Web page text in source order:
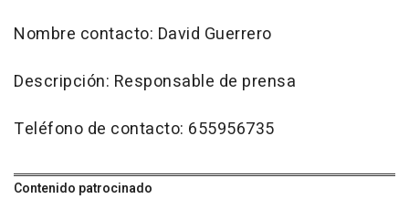
Nombre contacto: David Guerrero
Descripción: Responsable de prensa
Teléfono de contacto: 655956735
Contenido patrocinado